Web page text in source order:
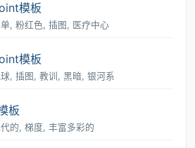
模板
, 粉红色, 插图, 医疗中心
模板
, 插图, 教训, 黑暗, 银河系
板
的, 梯度, 丰富多彩的